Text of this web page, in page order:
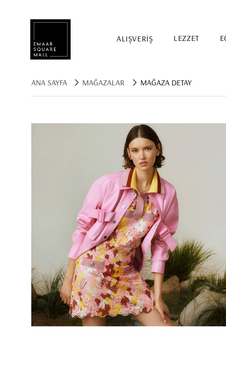
ALIŞVERİŞ LEZZET
ANA SAYFA MAĞAZALAR MAĞAZA DETAY
Mağaza, restaurant, etkinlik arama
POPÜLER ARAMALAR
Lezzet Eğlence